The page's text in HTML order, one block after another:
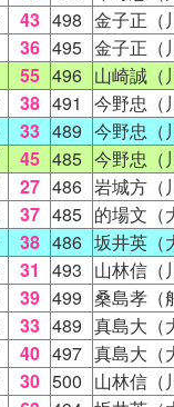
43 498 金子正（
36 495 金子正（
55 496 山崎誠（
38 491 今野忠（
33 489 今野忠（
45 485 今野忠（
27 486 岩城方（
37 485 的場文（
38 486 坂井英（
31 493 山林信（
39 499 桑島孝（
33 489 真島大（
40 497 真島大（
30 500 山林信（